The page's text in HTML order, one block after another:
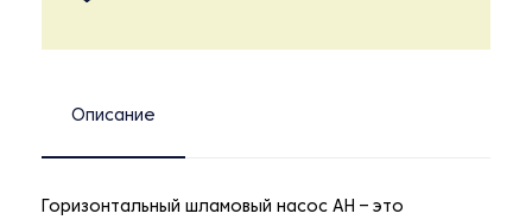
Описание
Горизонтальный шламовый насос AH – это